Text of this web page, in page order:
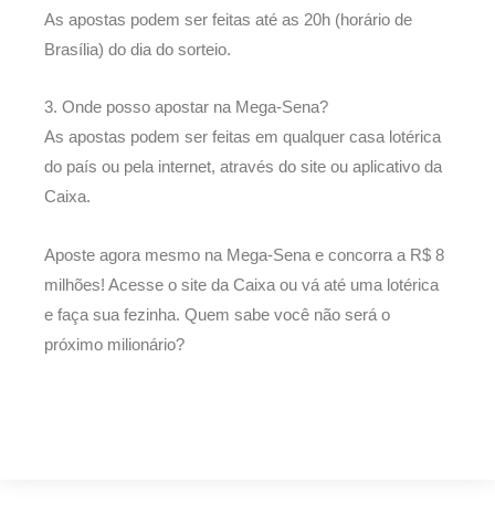
As apostas podem ser feitas até as 20h (horário de
Brasília) do dia do sorteio.
3. Onde posso apostar na Mega-Sena?
As apostas podem ser feitas em qualquer casa lotérica
do país ou pela internet, através do site ou aplicativo da
Caixa.
Aposte agora mesmo na Mega-Sena e concorra a R$ 8
milhões! Acesse o site da Caixa ou vá até uma lotérica
e faça sua fezinha. Quem sabe você não será o
próximo milionário?